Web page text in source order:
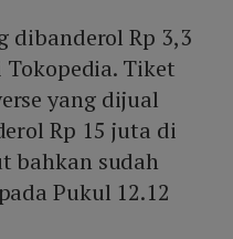
dibanderol Rp 3,3
Tiket
yang dijual
Rp 15 juta di
bahkan sudah
Pukul 12.12